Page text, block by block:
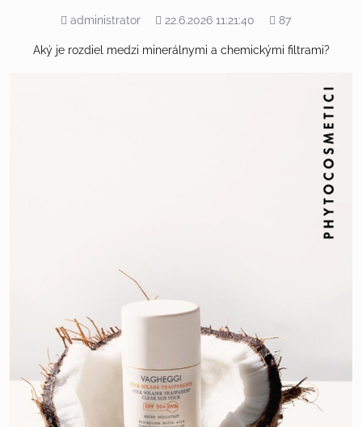
Pridal
administrator Pridané
22.6.2026 11:21:40
Počet
87
Aký je rozdiel medzi minerálnymi a chemickými filtrami?